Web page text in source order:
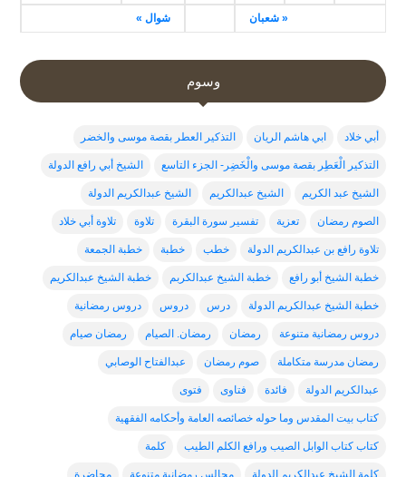
« شعبان شوال »
وسوم
أبي خلاد ابي هاشم الريان التذكير العطر بقصة موسى والخضر
التذكير الْعَطِر بقصة موسى والْخَضِر- الجزء التاسع الشيخ أبي رافع الدولة
الشيخ عبد الكريم الشيخ عبدالكريم الشيخ عبدالكريم الدولة
الصوم رمضان تعزية تفسير سورة البقرة تلاوة تلاوة أبي خلاد
تلاوة رافع بن عبدالكريم الدولة خطب خطبة خطبة الجمعة
خطبة الشيخ أبو رافع خطبة الشيخ عبدالكربم خطبة الشيخ عبدالكريم
خطبة الشيخ عبدالكريم الدولة درس دروس دروس رمضانية
دروس رمضانية متنوعة رمضان رمضان. الصيام رمضان صيام
رمضان مدرسة متكاملة صوم رمضان عبدالفتاح الوصابي
عبدالكريم الدولة فائدة فتاوى فتوى
كتاب بيت المقدس وما حوله خصائصه العامة وأحكامه الفقهية
كتاب كتاب الوابل الصيب ورافع الكلم الطيب كلمة
كلمة الشيخ عبدالكريم الدولة مجالس رمضانية متنوعة محاضرة